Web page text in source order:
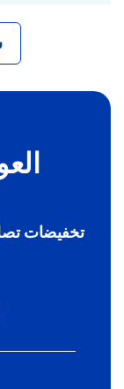
تخفيضات